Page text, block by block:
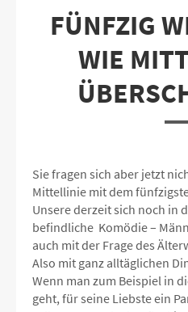
FÜNFZIG
WIE
Sie fragen sich aber jetzt
Mittellinie mit dem
Unsere derzeit sich noch in
befindliche Komödie –
auch mit der Frage des
Also mit ganz alltäglichen
Wenn man zum Beispiel in
geht, für seine Liebste ein